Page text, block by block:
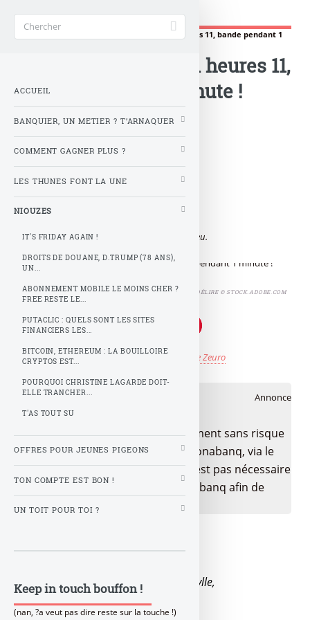
Gère ta tune !
Single Day : 11/11 à 11 heures 11, bande pendant 1
Single Day : 11/11 à 11 heures 11,
bande pendant 1 minute !
(enfin si tu peux...)
T’es un grand poète !
Tous les 11 novembre, tu fouettes,
Rester droit, sans faire la girouette,
Celui des célibataires, 5 contre 1, ça aide un peu.
SINGLE DAY, TOUS LES 11 NOVEMBRE, C’EST LE MÊME DÉLIRE © STOCK.ADOBE.COM
Publié lejeudi 11 novembre 2021parZ comme Zeuro
Annonce
🎁 Bon plan épargne
Bénéficiez de cette offre de placement sans risque
pour votre épargne, auprès de Monabanq, via le
compte rémunéré Rentabilis. Il n’est pas nécessaire
d’ouvrir un compte courant Monabanq afin de
pouvoir en bénéficier.
Le jour des célibataires, en quête d’idylle,
Un attrape couillons qui te plaît.
ACCUEIL
BANQUIER, UN METIER ? T’ARNAQUER
COMMENT GAGNER PLUS ?
LES THUNES FONT LA UNE
NIOUZES
IT'S FRIDAY AGAIN !
DROITS DE DOUANE, D.TRUMP (78 ANS),
UN...
ABONNEMENT MOBILE LE MOINS CHER ?
FREE RESTE LE...
PUTACLIC : QUELS SONT LES SITES
FINANCIERS LES...
BITCOIN, ETHEREUM : LA BOUILLOIRE
CRYPTOS EST...
POURQUOI CHRISTINE LAGARDE DOIT-
ELLE TRANCHER...
T'AS TOUT SU
OFFRES POUR JEUNES PIGEONS
TON COMPTE EST BON !
UN TOIT POUR TOI ?
Keep in touch bouffon !
(nan, ?a veut pas dire reste sur la touche !)